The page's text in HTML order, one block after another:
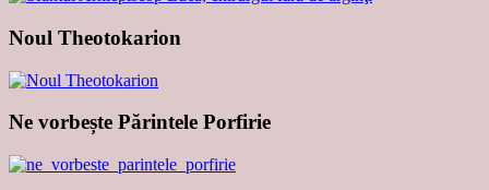
Noul Theotokarion
Ne vorbește Părintele Porfirie